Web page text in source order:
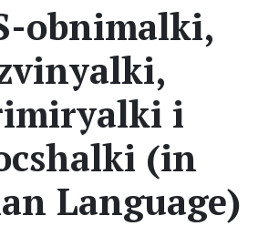
obnimalki,
i
(in
Language)